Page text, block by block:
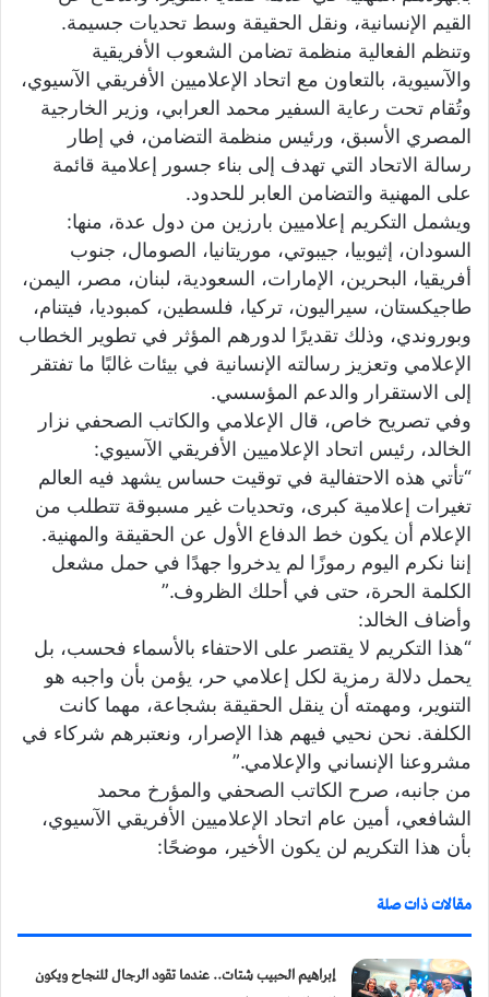
ن
ي
القيم الإنسانية، ونقل الحقيقة وسط تحديات جسيمة.
وتنظم الفعالية منظمة تضامن الشعوب الأفريقية
والآسيوية، بالتعاون مع اتحاد الإعلاميين الأفريقي الآسيوي،
وتُقام تحت رعاية السفير محمد العرابي، وزير الخارجية
المصري الأسبق، ورئيس منظمة التضامن، في إطار
رسالة الاتحاد التي تهدف إلى بناء جسور إعلامية قائمة
على المهنية والتضامن العابر للحدود.
ويشمل التكريم إعلاميين بارزين من دول عدة، منها:
السودان، إثيوبيا، جيبوتي، موريتانيا، الصومال، جنوب
أفريقيا، البحرين، الإمارات، السعودية، لبنان، مصر، اليمن،
طاجيكستان، سيراليون، تركيا، فلسطين، كمبوديا، فيتنام،
وبوروندي، وذلك تقديرًا لدورهم المؤثر في تطوير الخطاب
الإعلامي وتعزيز رسالته الإنسانية في بيئات غالبًا ما تفتقر
إلى الاستقرار والدعم المؤسسي.
وفي تصريح خاص، قال الإعلامي والكاتب الصحفي نزار
الخالد، رئيس اتحاد الإعلاميين الأفريقي الآسيوي:
“تأتي هذه الاحتفالية في توقيت حساس يشهد فيه العالم
تغيرات إعلامية كبرى، وتحديات غير مسبوقة تتطلب من
الإعلام أن يكون خط الدفاع الأول عن الحقيقة والمهنية.
إننا نكرم اليوم رموزًا لم يدخروا جهدًا في حمل مشعل
الكلمة الحرة، حتى في أحلك الظروف.”
وأضاف الخالد:
“هذا التكريم لا يقتصر على الاحتفاء بالأسماء فحسب، بل
يحمل دلالة رمزية لكل إعلامي حر، يؤمن بأن واجبه هو
التنوير، ومهمته أن ينقل الحقيقة بشجاعة، مهما كانت
الكلفة. نحن نحيي فيهم هذا الإصرار، ونعتبرهم شركاء في
مشروعنا الإنساني والإعلامي.”
من جانبه، صرح الكاتب الصحفي والمؤرخ محمد
الشافعي، أمين عام اتحاد الإعلاميين الأفريقي الآسيوي،
بأن هذا التكريم لن يكون الأخير، موضحًا:
مقالات ذات صلة
إبراهيم الحبيب شتات.. عندما تقود الرجال للنجاح ويكون